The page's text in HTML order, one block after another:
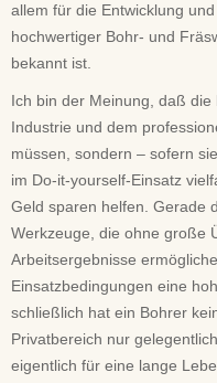
allem für die Entwicklung
hochwertiger Bohr- und
bekannt ist.
Ich bin der Meinung, daß
Industrie und dem
müssen, sondern – sofern
im Do-it-yourself-Einsatz
Geld sparen helfen. Gerade
Werkzeuge, die ohne große
Arbeitsergebnisse
Einsatzbedingungen eine
schließlich hat ein Bohrer
Privatbereich nur
eigentlich für eine lange